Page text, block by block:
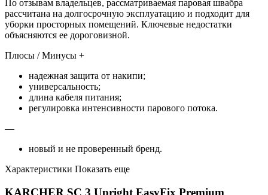
По отзывам владельцев, рассматриваемая паровая швабра
рассчитана на долгосрочную эксплуатацию и подходит для
уборки просторных помещений. Ключевые недостатки
объясняются ее дороговизной.
Плюсы / Минусы +
надежная защита от накипи;
универсальность;
длина кабеля питания;
регулировка интенсивности парового потока.
—
новый и не проверенный бренд.
Характеристики Показать еще
KARCHER SC 3 Upright EasyFix Premium